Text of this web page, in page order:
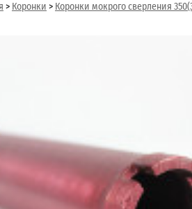
> Коронки > Коронки мокрого сверления